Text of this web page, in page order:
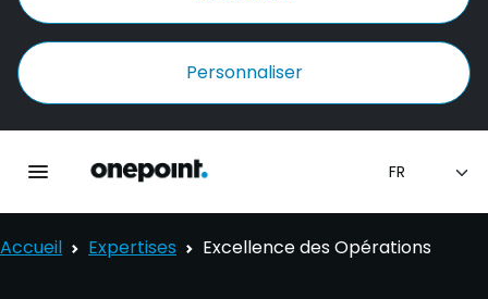
Personnaliser
Accueil Onepoint
Accueil Expertises Excellence des Opérations